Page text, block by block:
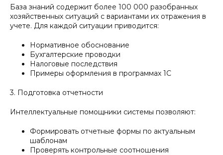
База знаний содержит более 100 000 разобранных
хозяйственных ситуаций с вариантами их отражения в
учете. Для каждой ситуации приводится:
Нормативное обоснование
Бухгалтерские проводки
Налоговые последствия
Примеры оформления в программах 1С
3. Подготовка отчетности
Интеллектуальные помощники системы позволяют:
Формировать отчетные формы по актуальным
шаблонам
Проверять контрольные соотношения